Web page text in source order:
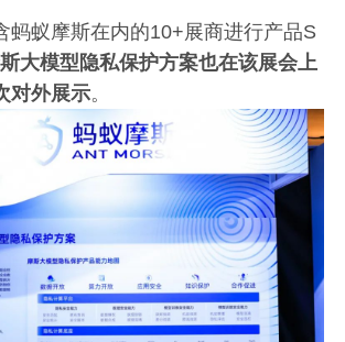
蚂蚁摩斯在内的10+展商进行产品S
大模型隐私保护方案也在该展会上
对外展示。